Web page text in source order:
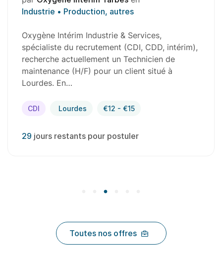
Industrie • Production, autres
Oxygène Intérim Industrie & Services,
spécialiste du recrutement (CDI, CDD, intérim),
recherche actuellement un Technicien de
maintenance (H/F) pour un client situé à
Lourdes. En…
CDI Lourdes €12 - €15
29 jours restants pour postuler
Toutes nos offres